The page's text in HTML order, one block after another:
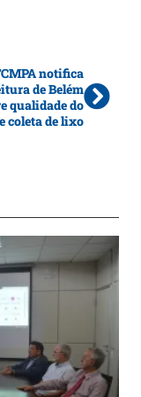
notifica
de Belém
qualidade do
coleta de lixo